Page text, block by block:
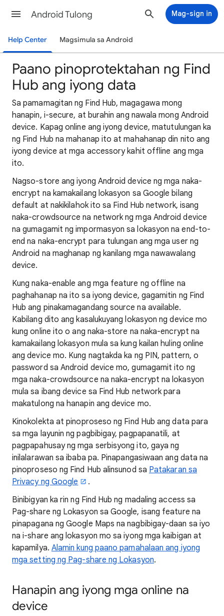
Android Tulong Mag-sign in
Help Center Magsimula sa Android
Paano pinoprotektahan ng Find
Hub ang iyong data
Sa pamamagitan ng Find Hub, magagawa mong
hanapin, i-secure, at burahin ang nawala mong Android
device. Kapag online ang iyong device, matutulungan ka
ng Find Hub na mahanap ito at mahahanap din nito ang
iyong device at mga accessory kahit offline ang mga
ito.
Nagso-store ang iyong Android device ng mga naka-
encrypt na kamakailang lokasyon sa Google bilang
default at nakikilahok ito sa Find Hub network, isang
naka-crowdsource na network ng mga Android device
na gumagamit ng impormasyon sa lokasyon na end-to-
end na naka-encrypt para tulungan ang mga user ng
Android na maghanap ng kanilang mga nawawalang
device.
Kung naka-enable ang mga feature ng offline na
paghahanap na ito sa iyong device, gagamitin ng Find
Hub ang pinakamagandang source na available.
Kabilang dito ang kasalukuyang lokasyon ng device mo
kung online ito o ang naka-store na naka-encrypt na
kamakailang lokasyon mula sa kung kailan huling online
ang device mo. Kung nagtakda ka ng PIN, pattern, o
password sa Android device mo, gumagamit ito ng
mga naka-crowdsource na naka-encrypt na lokasyon
mula sa ibang device sa Find Hub network para
makatulong na hanapin ang device mo.
Kinokolekta at pinoproseso ng Find Hub ang data para
sa mga layunin ng pagbibigay, pagpapanatili, at
pagpapahusay ng mga serbisyong ito, gaya ng
inilalarawan sa ibaba pa. Pinapangasiwaan ang data na
pinoproseso ng Find Hub alinsunod sa Patakaran sa
Privacy ng Google
.
Binibigyan ka rin ng Find Hub ng madaling access sa
Pag-share ng Lokasyon sa Google, isang feature na
pinapagana ng Google Maps na nagbibigay-daan sa iyo
na i-share ang lokasyon mo sa iyong mga kaibigan at
kapamilya. Alamin kung paano pamahalaan ang iyong
mga setting ng Pag-share ng Lokasyon.
Hanapin ang iyong mga online na
device